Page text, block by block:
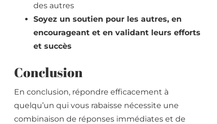
des autres
Soyez un soutien pour les autres, en
encourageant et en validant leurs efforts
et succès
Conclusion
En conclusion, répondre efficacement à
quelqu’un qui vous rabaisse nécessite une
combinaison de réponses immédiates et de